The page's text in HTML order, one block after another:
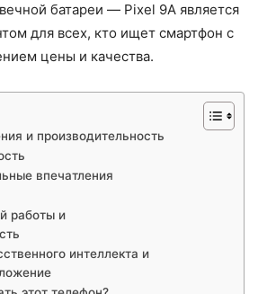
батареи — Pixel 9A является
для всех, кто ищет смартфон с
цены и качества.
и производительность
впечатления
работы и
интеллекта и